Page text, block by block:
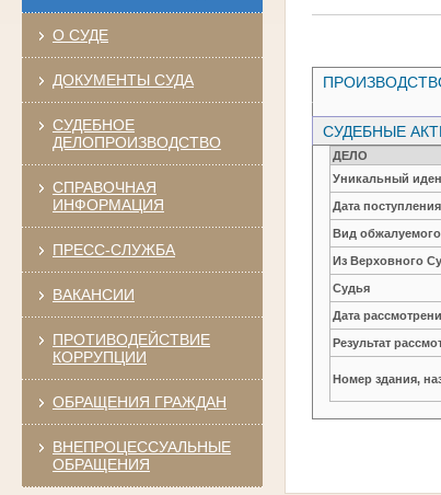
О СУДЕ
ДОКУМЕНТЫ СУДА
СУДЕБНОЕ
ДЕЛОПРОИЗВОДСТВО
СПРАВОЧНАЯ
ИНФОРМАЦИЯ
ПРЕСС-СЛУЖБА
ВАКАНСИИ
ПРОТИВОДЕЙСТВИЕ
КОРРУПЦИИ
ОБРАЩЕНИЯ ГРАЖДАН
ВНЕПРОЦЕССУАЛЬНЫЕ
ОБРАЩЕНИЯ
СУДЕБНЫЕ
ДЕЛО
Уникальный
Дата поступления
Вид обжалуемого
Из Верховного
Судья
Дата
Результат
Номер здания,